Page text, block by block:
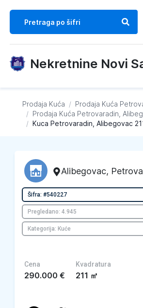
Nekretnine Novi
Prodaja Kuća / Prodaja Kuća
/ Prodaja Kuća Petrovaradin,
/ Kuca Petrovaradin, Alibegovac
Alibegovac,
Šifra: #540227
Pregledano: 4.945
Kategorija: Kuće
Cena
290.000 €
Kvadratura
211 ㎡